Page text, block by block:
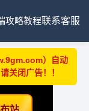
攻略教程联系客服
）自动
关闭广告！！